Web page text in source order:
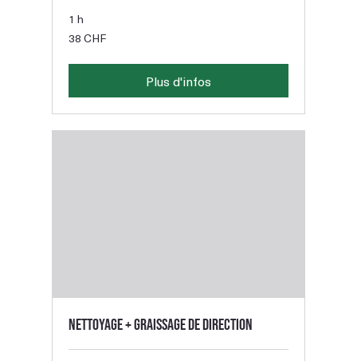
1 h
38
francs
38 CHF
Plus d'infos
Nettoyage + graissage de direction